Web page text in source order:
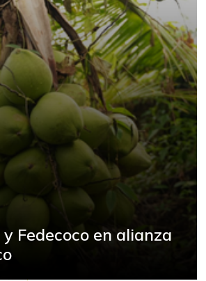
Fedecoco en alianza